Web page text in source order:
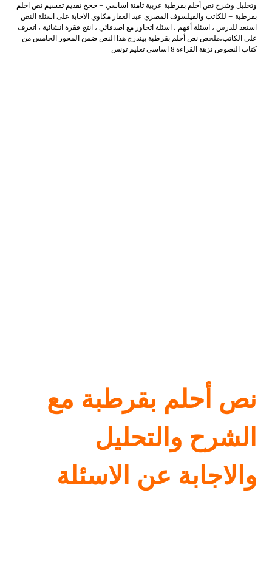
وتحليل وشرح نص أحلم بقرطبة عربية ثامنة اساسي – حجج تقديم تقسيم نص احلم
بقرطبة – للكاتب والفيلسوف المصري عبد الغفار مكاوي الاجابة على اسئلة النص
استعد للدرس ، اسئلة أفهم ، اسئلة اتحاور مع اصدقائي ، انتج فقرة انشائية ، اتعرف
على الكاتب،ملخص نص أحلم بقرطبة ييندرج هذا النص ضمن المحور الخامس من
كتاب النصوص نزهة القراءة 8 اساسي تعليم تونس
نص أحلم بقرطبة مع
الشرح والتحليل
والاجابة عن الاسئلة